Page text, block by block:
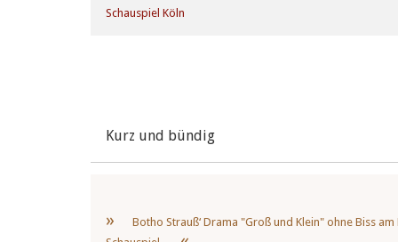
Schauspiel Köln
Kurz und bündig
Botho Strauß‘ Drama "Groß und Klein" ohne Biss am